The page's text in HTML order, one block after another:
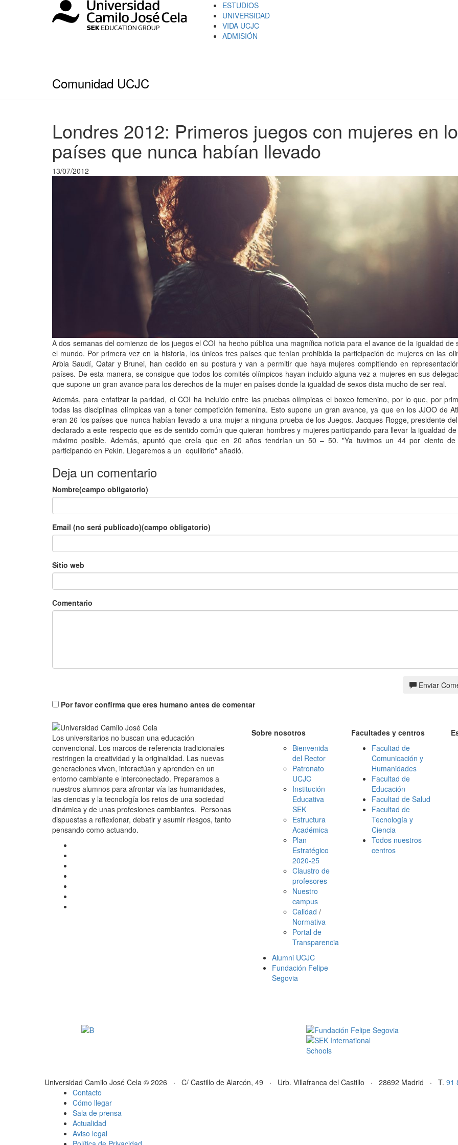
ESTUDIOS
UNIVERSIDAD
VIDA UCJC
ADMISIÓN
Comunidad UCJC
Londres 2012: Primeros juegos con mujeres en
países que nunca habían llevado
13/07/2012
A dos semanas del comienzo de los juegos el COI ha hecho pública una magnífica noticia para el avance de la igualdad de
el mundo. Por primera vez en la historia, los únicos tres países que tenían prohibida la participación de mujeres en las
Arbia Saudí, Qatar y Brunei, han cedido en su postura y van a permitir que haya mujeres compitiendo en
países. De esta manera, se consigue que todos los comités olímpicos hayan incluido alguna vez a mujeres en sus
que supone un gran avance para los derechos de la mujer en países donde la igualdad de sexos dista mucho de ser real.
Además, para enfatizar la paridad, el COI ha incluido entre las pruebas olímpicas el boxeo femenino, por lo que, por
todas las disciplinas olímpicas van a tener competición femenina. Esto supone un gran avance, ya que en los JJOO de
eran 26 los países que nunca habían llevado a una mujer a ninguna prueba de los Juegos. Jacques Rogge, presidente
declarado a este respecto que es de sentido común que quieran hombres y mujeres participando para llevar la igualdad
máximo posible. Además, apuntó que creía que en 20 años tendrían un 50 – 50. "Ya tuvimos un 44 por ciento de
participando en Pekín. Llegaremos a un equilibrio" añadió.
Deja un comentario
Nombre(campo obligatorio)
Email (no será publicado)(campo obligatorio)
Sitio web
Comentario
Enviar
Por favor confirma que eres humano antes de comentar
Los universitarios no buscan una educación
convencional. Los marcos de referencia tradicionales
restringen la creatividad y la originalidad. Las nuevas
generaciones viven, interactúan y aprenden en un
entorno cambiante e interconectado. Preparamos a
nuestros alumnos para afrontar vía las humanidades,
las ciencias y la tecnología los retos de una sociedad
dinámica y de unas profesiones cambiantes. Personas
dispuestas a reflexionar, debatir y asumir riesgos, tanto
pensando como actuando.
Sobre nosotros
Bienvenida
del Rector
Patronato
UCJC
Institución
Educativa
SEK
Estructura
Académica
Plan
Estratégico
2020-25
Claustro de
profesores
Nuestro
campus
Calidad /
Normativa
Portal de
Transparencia
Alumni UCJC
Fundación Felipe
Segovia
Facultades y centros
Facultad de
Comunicación y
Humanidades
Facultad de
Educación
Facultad de Salud
Facultad de
Tecnología y
Ciencia
Todos nuestros
centros
Universidad Camilo José Cela © 2026 · C/ Castillo de Alarcón, 49 · Urb. Villafranca del Castillo · 28692 Madrid · T. 91
Contacto
Cómo llegar
Sala de prensa
Actualidad
Aviso legal